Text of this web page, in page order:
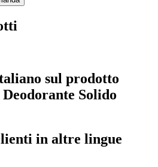
sul prodotto
Solido
in altre lingue